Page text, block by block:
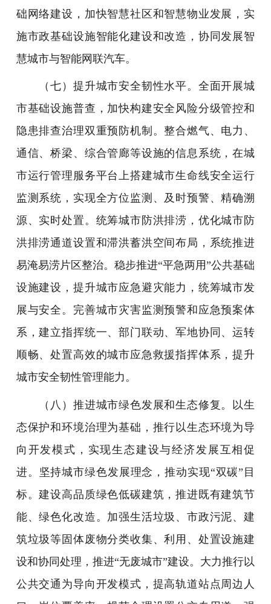
础网络建设，加快智慧社区和智慧物业发展，实
施市政基础设施智能化建设和改造，协同发展智
慧城市与智能网联汽车。
（七）提升城市安全韧性水平。全面开展城
市基础设施普查，加快构建安全风险分级管控和
隐患排查治理双重预防机制。整合燃气、电力、
通信、桥梁、综合管廊等设施的信息系统，在城
市运行管理服务平台上搭建城市生命线安全运行
监测系统，实现全方位监测、及时预警、精确溯
源、实时处置。统筹城市防洪排涝，优化城市防
洪排涝通道设置和滞洪蓄洪空间布局，系统推进
易淹易涝片区整治。稳步推进“平急两用”公共基础
设施建设，提升城市应急避灾能力，统筹城市发
展与安全。完善城市灾害监测预警和应急预案体
系，建立指挥统一、部门联动、军地协同、运转
顺畅、处置高效的城市应急救援指挥体系，提升
城市安全韧性管理能力。
（八）推进城市绿色发展和生态修复。以生
态保护和环境治理为基础，推行以生态环境为导
向开发模式，实现生态建设与经济发展互相促
进。坚持城市绿色发展理念，推动实现“双碳”目
标。建设高品质绿色低碳建筑，推进既有建筑节
能、绿色化改造。加强生活垃圾、市政污泥、建
筑垃圾等固体废物分类收集、利用、处置设施建
设和协同处理，推进“无废城市”建设。大力推行以
公共交通为导向开发模式，提高轨道站点周边人